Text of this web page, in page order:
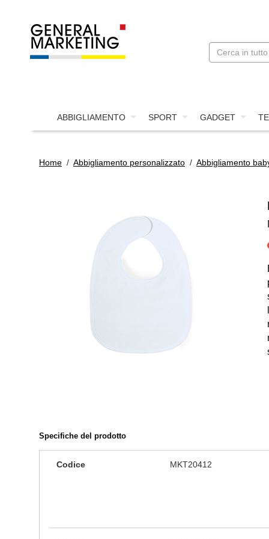
ABBIGLIAMENTO SPORT GADGET
Home / Abbigliamento personalizzato / Abbigliamento
Specifiche del prodotto
Codice MKT20412